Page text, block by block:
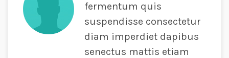
fermentum quis
suspendisse consectetur
diam imperdiet dapibus
senectus mattis etiam